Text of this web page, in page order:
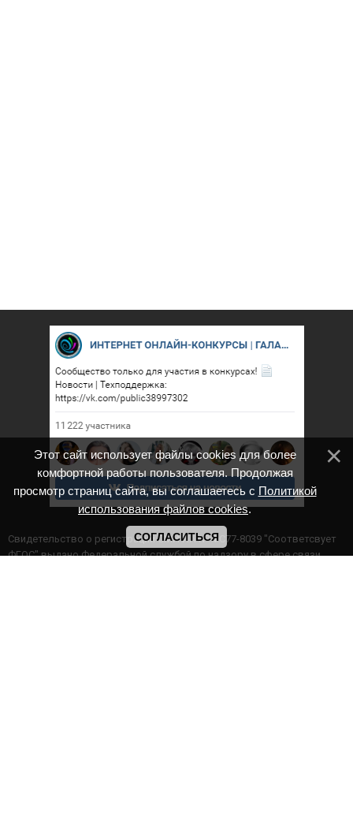
Cвидетельство о регистрации СМИ ИА № ФС77-8039 "Соответсвует
ФГОС" выдано Федеральной службой по надзору в сфере связи,
Этот сайт использует файлы cookies для более
комфортной работы пользователя. Продолжая
просмотр страниц сайта, вы соглашаетесь с Политикой
использования файлов cookies.
СОГЛАСИТЬСЯ